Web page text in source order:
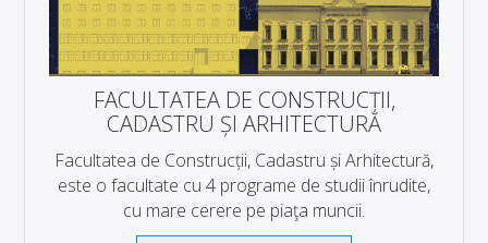
About us
Leadership
Departments
Civil Engineering Department
FACULTATEA DE CONSTRUCȚII,
CADASTRU ȘI ARHITECTURĂ
Facultatea de Construcții, Cadastru și Arhitectură,
este o facultate cu 4 programe de studii înrudite,
cu mare cerere pe piaţa muncii.